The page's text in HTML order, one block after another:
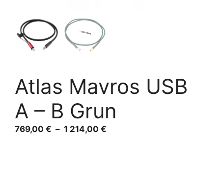
Atlas Mavros USB
A – B Grun
769,00 € – 1 214,00 €